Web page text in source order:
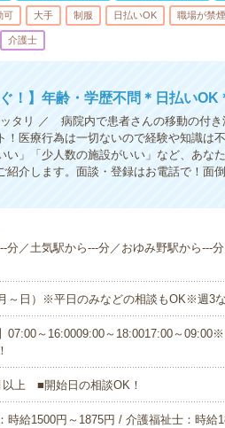
可 大手 制服 日払いOK 職場が禁煙
介護士
！】年齢・学歴不問＊日払いOK
タリ ／ 病院内で患者さんの移動の付
！医療行為は一切ないので経験や知識は
い」「少人数の施設がいい」など、あな
紹介します。面談・登録はお電話で！面
分／土気駅から---分／おゆみ野駅から---
～日）※平日のみなどの相談もOK※週3
07:00～16:0009:00～18:0017:00～
以上 ■開始日の相談OK！
時給1500円～1875円 / 介護福祉士：時給